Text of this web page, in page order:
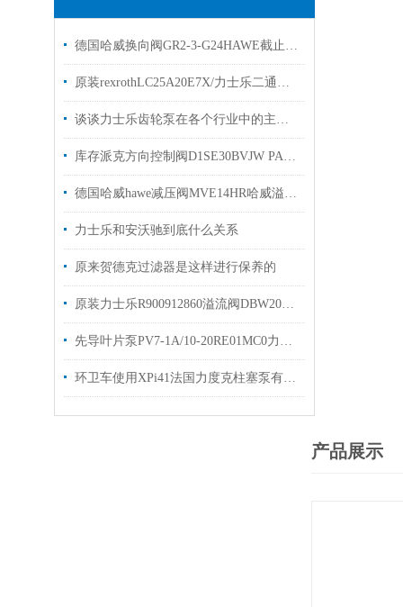
德国哈威换向阀GR2-3-G24HAWE截止阀样本
原装rexrothLC25A20E7X/力士乐二通插装阀优势出售有现货
谈谈力士乐齿轮泵在各个行业中的主要作用
库存派克方向控制阀D1SE30BVJW PARKER换向阀
德国哈威hawe减压阀MVE14HR哈威溢流阀现货出售
力士乐和安沃驰到底什么关系
原来贺德克过滤器是这样进行保养的
原装力士乐R900912860溢流阀DBW20B2-5X/200
先导叶片泵PV7-1A/10-20RE01MC0力士乐PV7系列
环卫车使用XPi41法国力度克柱塞泵有库存欢迎选购
产品展示